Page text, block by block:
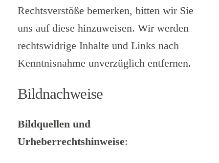
Rechtsverstöße bemerken, bitten wir Sie
uns auf diese hinzuweisen. Wir werden
rechtswidrige Inhalte und Links nach
Kenntnisnahme unverzüglich entfernen.
Bildnachweise
Bildquellen und
Urheberrechtshinweise: